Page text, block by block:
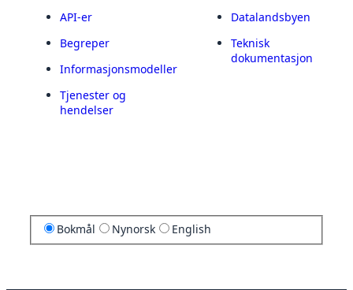
API-er
Begreper
Informasjonsmodeller
Tjenester og
hendelser
Datalandsbyen
Teknisk
dokumentasjon
Bokmål Nynorsk English